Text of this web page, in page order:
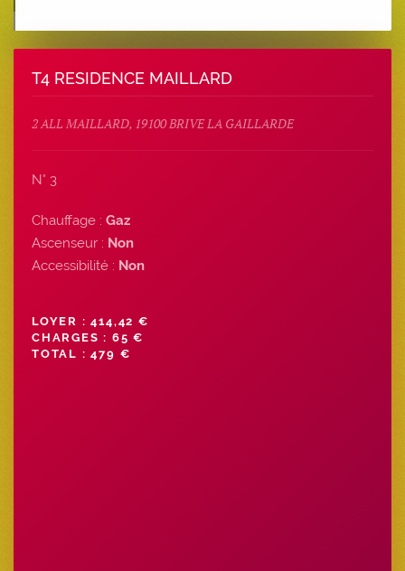
T4 RESIDENCE MAILLARD
2 ALL MAILLARD, 19100 BRIVE LA GAILLARDE
N° 3
Chauffage : Gaz
Ascenseur : Non
Accessibilité : Non
LOYER : 414,42 €
CHARGES : 65 €
TOTAL : 479 €